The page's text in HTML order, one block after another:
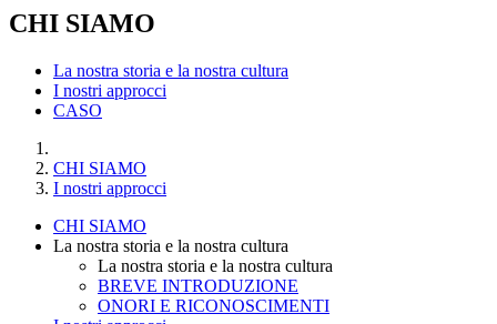
CHI SIAMO
La nostra storia e la nostra cultura
I nostri approcci
CASO
CHI SIAMO
I nostri approcci
CHI SIAMO
La nostra storia e la nostra cultura
La nostra storia e la nostra cultura
BREVE INTRODUZIONE
ONORI E RICONOSCIMENTI